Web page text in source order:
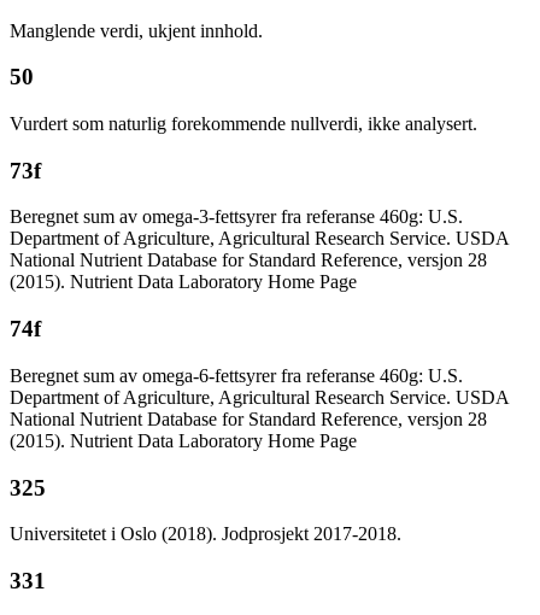
Manglende verdi, ukjent innhold.
50
Vurdert som naturlig forekommende nullverdi, ikke analysert.
73f
Beregnet sum av omega-3-fettsyrer fra referanse 460g: U.S.
Department of Agriculture, Agricultural Research Service. USDA
National Nutrient Database for Standard Reference, versjon 28
(2015). Nutrient Data Laboratory Home Page
74f
Beregnet sum av omega-6-fettsyrer fra referanse 460g: U.S.
Department of Agriculture, Agricultural Research Service. USDA
National Nutrient Database for Standard Reference, versjon 28
(2015). Nutrient Data Laboratory Home Page
325
Universitetet i Oslo (2018). Jodprosjekt 2017-2018.
331